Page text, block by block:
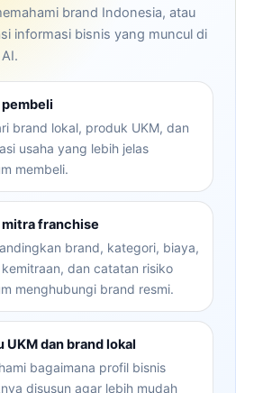
brand Indonesia, atau
informasi bisnis yang muncul di
brand lokal, produk UKM, dan
usaha yang lebih jelas
membeli.
mitra franchise
brand, kategori, biaya,
dan catatan risiko
menghubungi brand resmi.
UKM dan brand lokal
bagaimana profil bisnis
disusun agar lebih mudah